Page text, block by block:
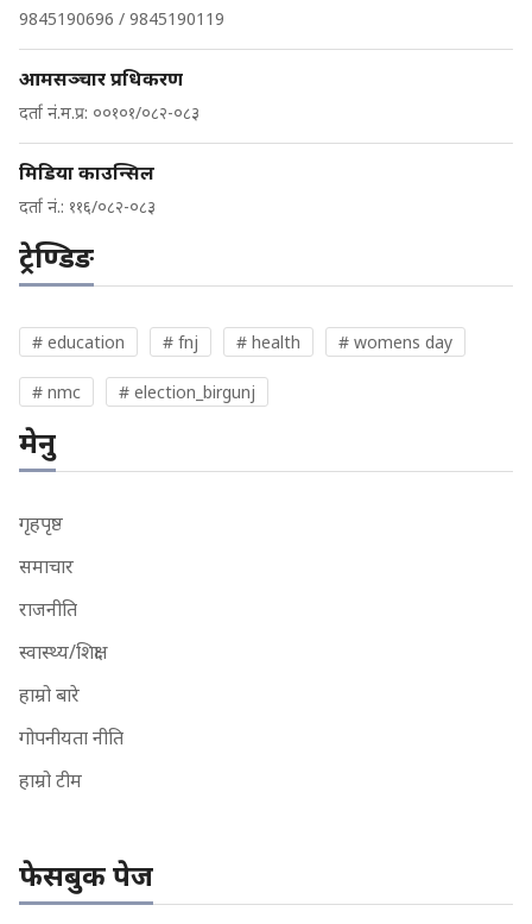
9845190696 / 9845190119
आमसञ्चार प्रधिकरण
दर्ता नं.म.प्र: ००१०१/०८२-०८३
मिडिया काउन्सिल
दर्ता नं.: ११६/०८२-०८३
ट्रेण्डिङ
# education # fnj # health # womens day
# nmc # election_birgunj
मेनु
गृहपृष्ठ
समाचार
राजनीति
स्वास्थ्य/शिक्षा
हाम्रो बारे
गोपनीयता नीति
हाम्रो टीम
फेसबुक पेज